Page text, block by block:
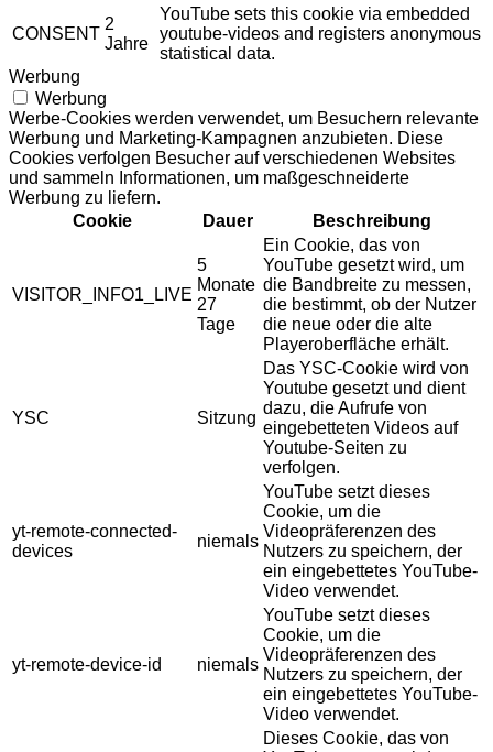
CONSENT
2
Jahre
YouTube sets this cookie via embedded
youtube-videos and registers anonymous
statistical data.
Werbung
Werbung
Werbe-Cookies werden verwendet, um Besuchern relevante
Werbung und Marketing-Kampagnen anzubieten. Diese
Cookies verfolgen Besucher auf verschiedenen Websites
und sammeln Informationen, um maßgeschneiderte
Werbung zu liefern.
Cookie
Dauer Beschreibung
VISITOR_INFO1_LIVE
5
Monate
27
Tage
Ein Cookie, das von
YouTube gesetzt wird, um
die Bandbreite zu messen,
die bestimmt, ob der Nutzer
die neue oder die alte
Playeroberfläche erhält.
YSC Sitzung
Das YSC-Cookie wird von
Youtube gesetzt und dient
dazu, die Aufrufe von
eingebetteten Videos auf
Youtube-Seiten zu
verfolgen.
yt-remote-connected-
devices
niemals
YouTube setzt dieses
Cookie, um die
Videopräferenzen des
Nutzers zu speichern, der
ein eingebettetes YouTube-
Video verwendet.
yt-remote-device-id niemals
YouTube setzt dieses
Cookie, um die
Videopräferenzen des
Nutzers zu speichern, der
ein eingebettetes YouTube-
Video verwendet.
Dieses Cookie, das von